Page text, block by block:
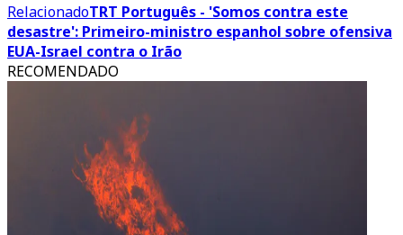
RelacionadoTRT Português - 'Somos contra este
desastre': Primeiro-ministro espanhol sobre ofensiva
EUA-Israel contra o Irão
RECOMENDADO